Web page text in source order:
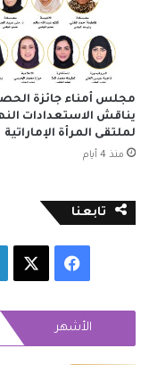
مجلس أمناء جائزة
يناقش الاستعدادات
لملتقى المرأة الإماراتية
منذ 4 أيام
تابعنا
فيسبوك
الأشهر